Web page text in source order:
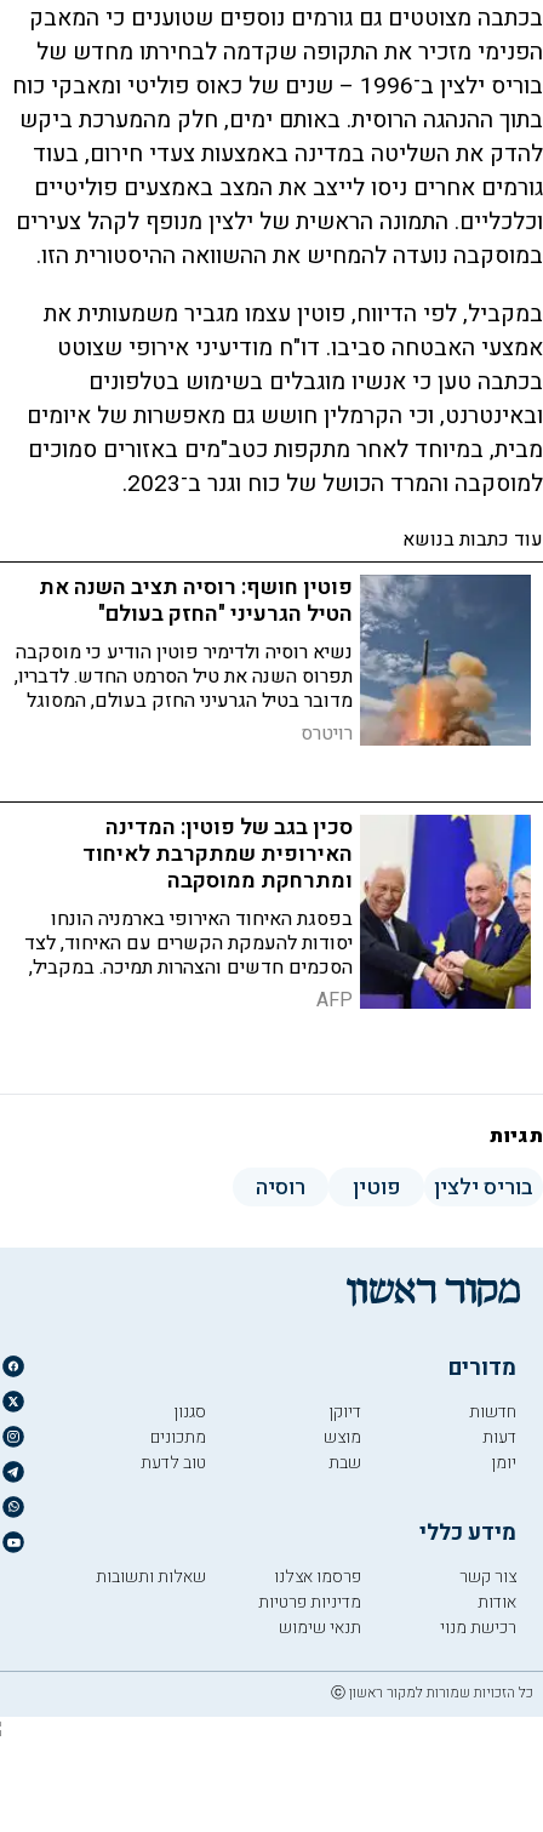
בכתבה מצוטטים גם גורמים נוספים שטוענים כי המאבק
הפנימי מזכיר את התקופה שקדמה לבחירתו מחדש של
בוריס ילצין ב־1996 – שנים של כאוס פוליטי ומאבקי כוח
בתוך ההנהגה הרוסית. באותם ימים, חלק מהמערכת ביקש
להדק את השליטה במדינה באמצעות צעדי חירום, בעוד
גורמים אחרים ניסו לייצב את המצב באמצעים פוליטיים
וכלכליים. התמונה הראשית של ילצין מנופף לקהל צעירים
במוסקבה נועדה להמחיש את ההשוואה ההיסטורית הזו.
במקביל, לפי הדיווח, פוטין עצמו מגביר משמעותית את
אמצעי האבטחה סביבו. דו"ח מודיעיני אירופי שצוטט
בכתבה טען כי אנשיו מוגבלים בשימוש בטלפונים
ובאינטרנט, וכי הקרמלין חושש גם מאפשרות של איומים
מבית, במיוחד לאחר מתקפות כטב"מים באזורים סמוכים
למוסקבה והמרד הכושל של כוח וגנר ב־2023.
עוד כתבות בנושא
פוטין חושף: רוסיה תציב השנה את
הטיל הגרעיני "החזק בעולם"
נשיא רוסיה ולדימיר פוטין הודיע כי מוסקבה
תפרוס השנה את טיל הסרמט החדש. לדבריו,
מדובר בטיל הגרעיני החזק בעולם, המסוגל
לחדור כל מערכת הגנה
רויטרס
סכין בגב של פוטין: המדינה
האירופית שמתקרבת לאיחוד
ומתרחקת ממוסקבה
בפסגת האיחוד האירופי בארמניה הונחו
יסודות להעמקת הקשרים עם האיחוד, לצד
הסכמים חדשים והצהרות תמיכה. במקביל,
היחסים עם רוסיה ממשיכים להתערער על
AFP
תגיות
בוריס ילצין פוטין רוסיה
מדורים
חדשות
דעות
יומן
דיוקן
מוצש
שבת
סגנון
מתכונים
טוב לדעת
מידע כללי
צור קשר
אודות
רכישת מנוי
פרסמו אצלנו
מדיניות פרטיות
תנאי שימוש
שאלות ותשובות
כל הזכויות שמורות למקור ראשון ⓒ